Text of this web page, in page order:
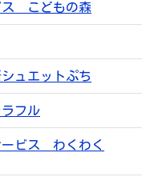
ス こどもの森
ュエットぷち
フル
ービス わくわく